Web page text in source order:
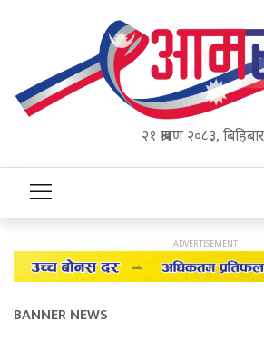
२१ श्रावण २०८३, बिहिबार
BANNER NEWS